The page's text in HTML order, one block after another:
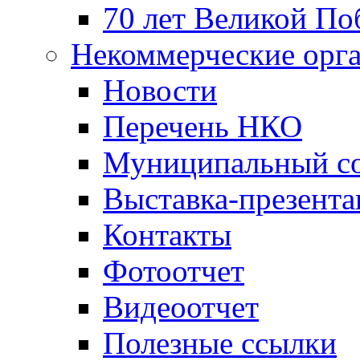
70 лет Великой
Некоммерческие
Новости
Перечень НКО
Муниципальный
Выставка-
Контакты
Фотоотчет
Видеоотчет
Полезные ссылки